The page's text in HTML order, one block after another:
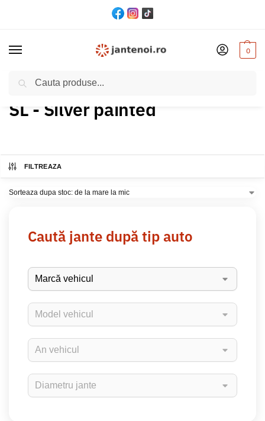
0
Acasă Produs Culoare / SL - Silver painted
SL - Silver painted
FILTREAZA
Caută jante după tip auto